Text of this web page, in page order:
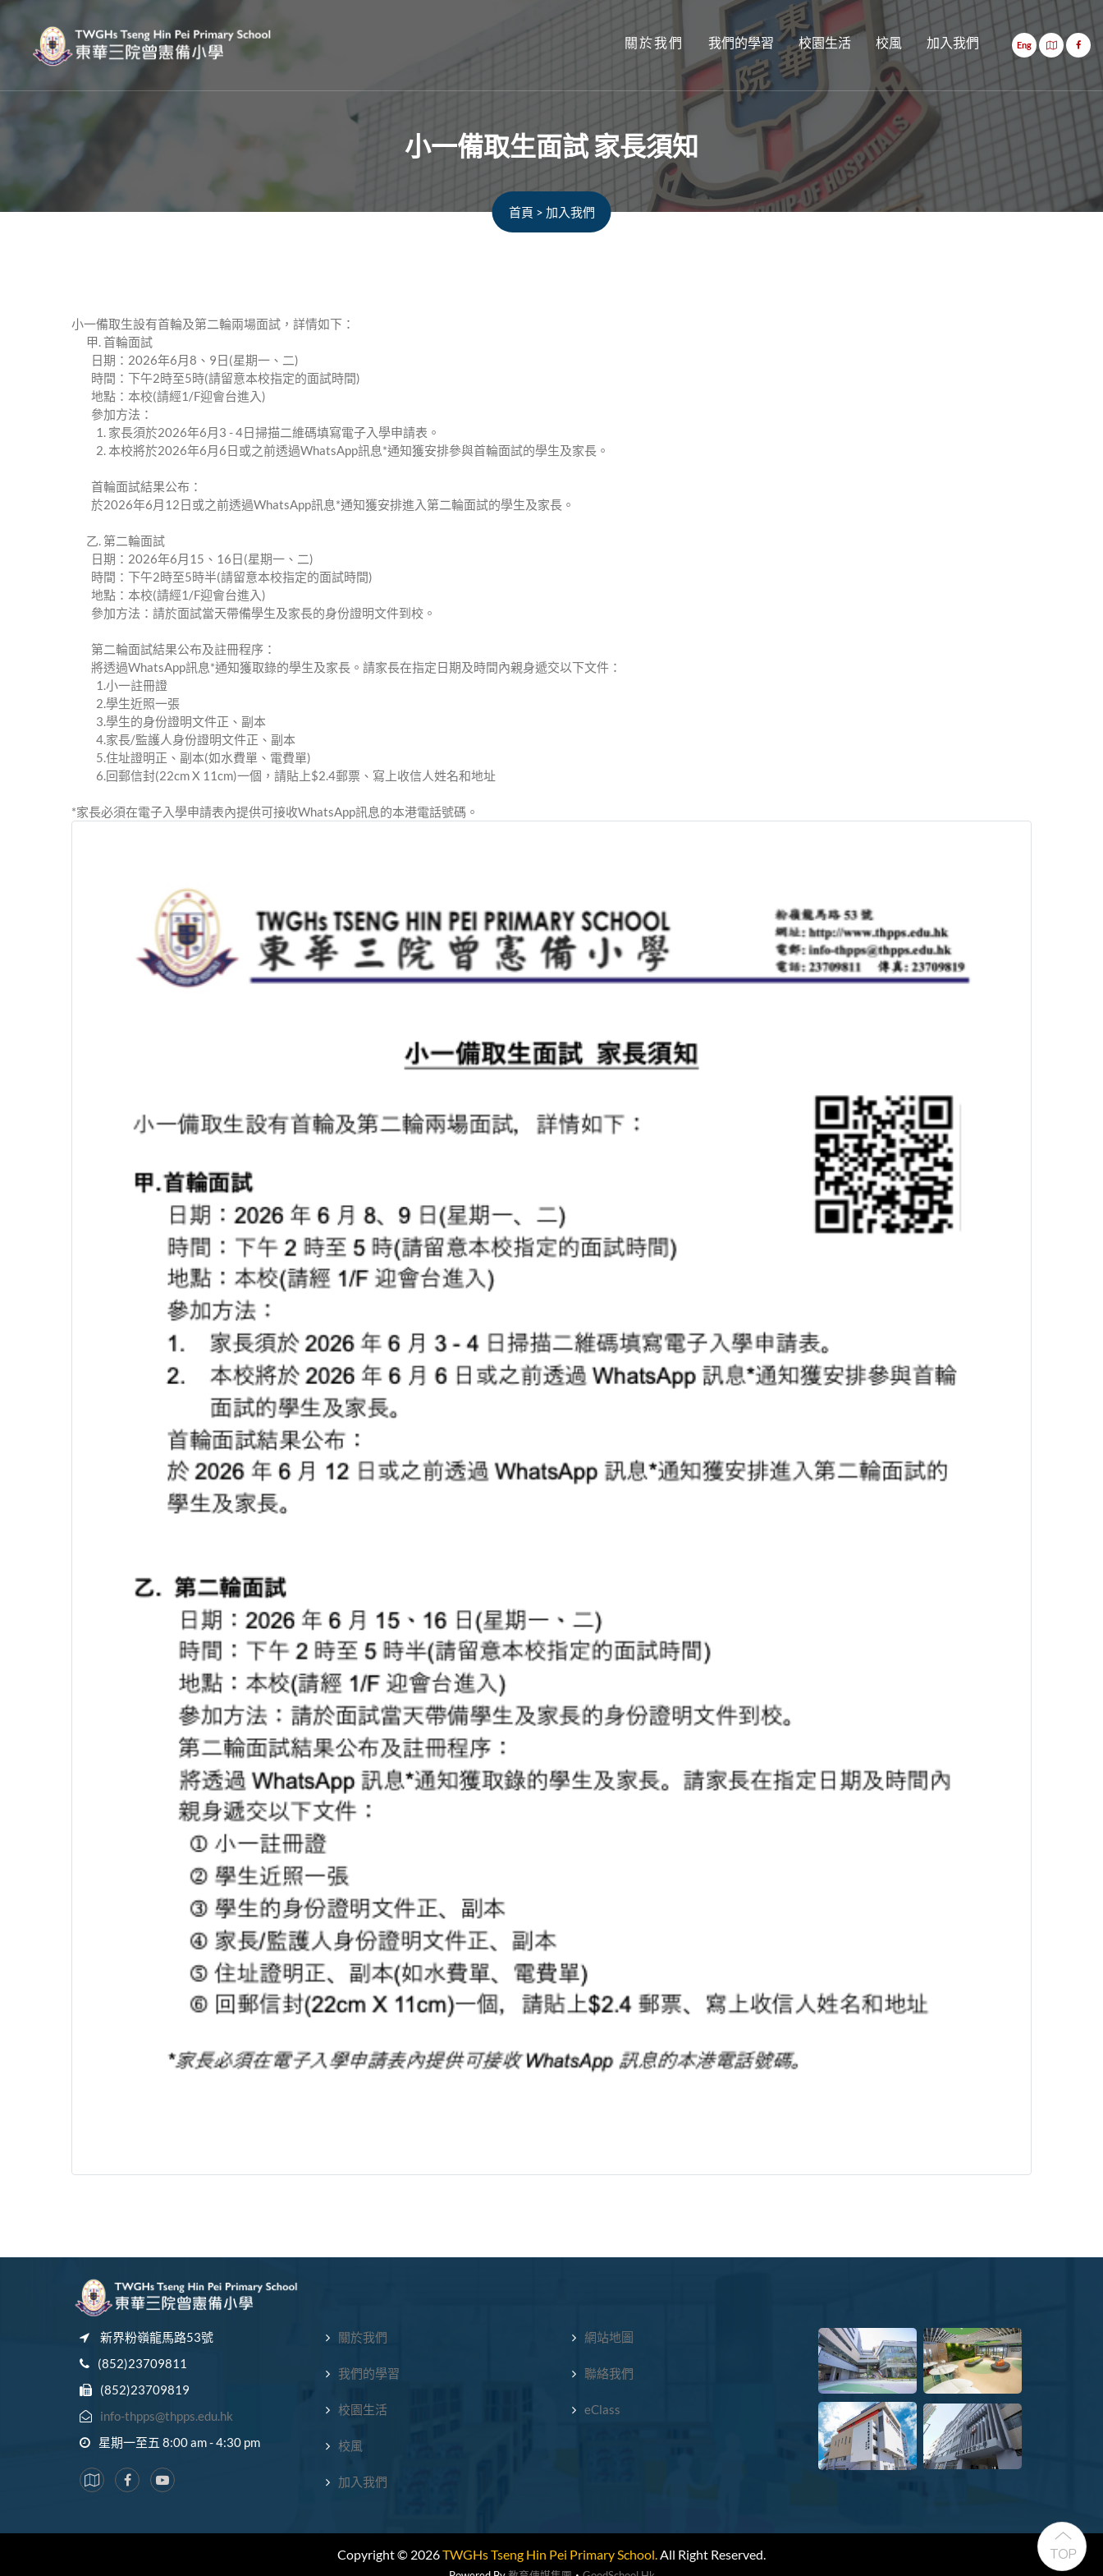
關於我們 我們的學習 校園生活 校風 加入我們 Eng
⼩⼀備取⽣⾯試 家⻑須知
首頁 > 加入我們
⼩⼀備取⽣設有⾸輪及第⼆輪兩場⾯試，詳情如下：
甲. ⾸輪⾯試
⽇期：2026年6⽉8、9⽇(星期⼀、⼆)
時間：下午2時⾄5時(請留意本校指定的⾯試時間)
地點：本校(請經1/F迎會台進⼊)
參加⽅法：
1. 家⻑須於2026年6⽉3 - 4⽇掃描⼆維碼填寫電⼦⼊學申請表。
2. 本校將於2026年6⽉6⽇或之前透過WhatsApp訊息*通知獲安排參與⾸輪⾯試的學⽣及家⻑。
⾸輪⾯試結果公布：
於2026年6⽉12⽇或之前透過WhatsApp訊息*通知獲安排進⼊第⼆輪⾯試的學⽣及家⻑。
⼄. 第⼆輪⾯試
⽇期：2026年6⽉15、16⽇(星期⼀、⼆)
時間：下午2時⾄5時半(請留意本校指定的⾯試時間)
地點：本校(請經1/F迎會台進⼊)
參加⽅法：請於⾯試當天帶備學⽣及家⻑的⾝份證明⽂件到校。
第⼆輪⾯試結果公布及註冊程序：
將透過WhatsApp訊息*通知獲取錄的學⽣及家⻑。請家⻑在指定⽇期及時間內親⾝遞交以下⽂件：
1.⼩⼀註冊證
2.學⽣近照⼀張
3.學⽣的⾝份證明⽂件正、副本
4.家⻑/監護⼈⾝份證明⽂件正、副本
5.住址證明正、副本(如⽔費單、電費單)
6.回郵信封(22cm X 11cm)⼀個，請貼上$2.4郵票、寫上收信⼈姓名和地址
*家⻑必須在電⼦⼊學申請表內提供可接收WhatsApp訊息的本港電話號碼。
新界粉嶺龍馬路53號
(852)23709811
(852)23709819
info-thpps@thpps.edu.hk
星期一至五 8:00 am - 4:30 pm
關於我們
我們的學習
校園生活
校風
加入我們
網站地圖
聯絡我們
eClass
Copyright © 2026TWGHs Tseng Hin Pei Primary School.All Right Reserved.